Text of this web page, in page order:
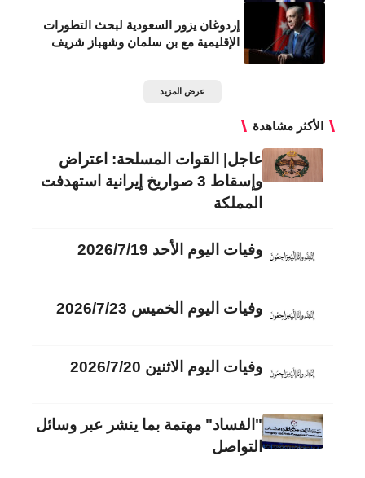
إردوغان يزور السعودية لبحث التطورات
الإقليمية مع بن سلمان وشهباز شريف
عرض المزيد
الأكثر مشاهدة
عاجل| القوات المسلحة: اعتراض
وإسقاط 3 صواريخ إيرانية استهدفت
المملكة
وفيات اليوم الأحد 2026/7/19
وفيات اليوم الخميس 2026/7/23
وفيات اليوم الاثنين 2026/7/20
"الفساد" مهتمة بما ينشر عبر وسائل
التواصل